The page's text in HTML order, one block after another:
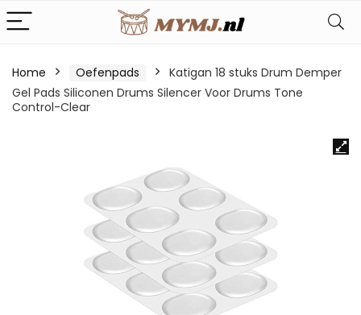
Home Oefenpads
Katigan 18 stuks Drum Demper
Gel Pads Siliconen Drums Silencer Voor Drums Tone
Control-Clear